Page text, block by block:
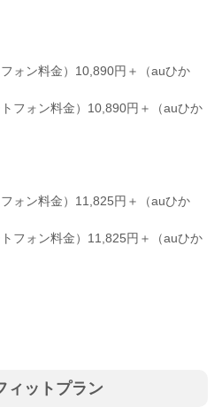
ォン料金）10,890円＋（auひか
フォン料金）10,890円＋（auひか
ォン料金）11,825円＋（auひか
フォン料金）11,825円＋（auひか
ットプラン